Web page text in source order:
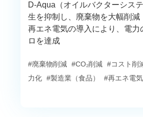
D-Aqua（オイルバクターシス
生を抑制し、廃棄物を大幅削
再エネ電気の導入により、電力
ロを達成
#廃棄物削減 #CO₂削減 #コスト削
力化 #製造業（食品） #再エネ電気